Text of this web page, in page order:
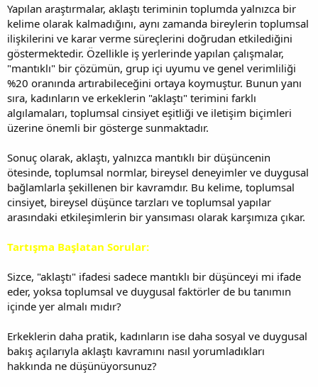
Yapılan araştırmalar, aklaştı teriminin toplumda yalnızca bir
kelime olarak kalmadığını, aynı zamanda bireylerin toplumsal
ilişkilerini ve karar verme süreçlerini doğrudan etkilediğini
göstermektedir. Özellikle iş yerlerinde yapılan çalışmalar,
"mantıklı" bir çözümün, grup içi uyumu ve genel verimliliği
%20 oranında artırabileceğini ortaya koymuştur. Bunun yanı
sıra, kadınların ve erkeklerin "aklaştı" terimini farklı
algılamaları, toplumsal cinsiyet eşitliği ve iletişim biçimleri
üzerine önemli bir gösterge sunmaktadır.
Sonuç olarak, aklaştı, yalnızca mantıklı bir düşüncenin
ötesinde, toplumsal normlar, bireysel deneyimler ve duygusal
bağlamlarla şekillenen bir kavramdır. Bu kelime, toplumsal
cinsiyet, bireysel düşünce tarzları ve toplumsal yapılar
arasındaki etkileşimlerin bir yansıması olarak karşımıza çıkar.
Tartışma Başlatan Sorular:
Sizce, "aklaştı" ifadesi sadece mantıklı bir düşünceyi mi ifade
eder, yoksa toplumsal ve duygusal faktörler de bu tanımın
içinde yer almalı mıdır?
Erkeklerin daha pratik, kadınların ise daha sosyal ve duygusal
bakış açılarıyla aklaştı kavramını nasıl yorumladıkları
hakkında ne düşünüyorsunuz?